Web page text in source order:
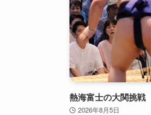
熱海富士の大関挑戦
2026年8月5日